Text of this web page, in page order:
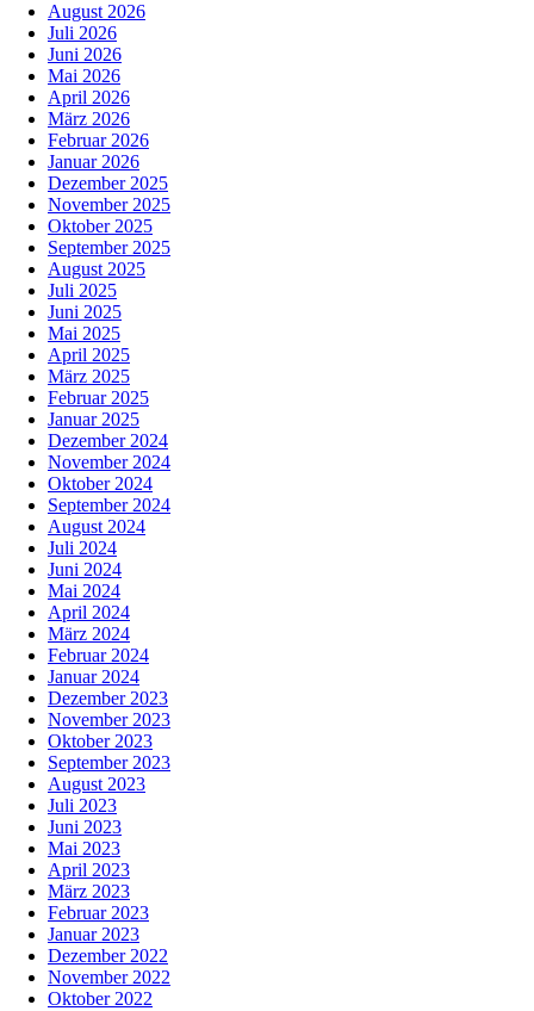
August 2026
Juli 2026
Juni 2026
Mai 2026
April 2026
März 2026
Februar 2026
Januar 2026
Dezember 2025
November 2025
Oktober 2025
September 2025
August 2025
Juli 2025
Juni 2025
Mai 2025
April 2025
März 2025
Februar 2025
Januar 2025
Dezember 2024
November 2024
Oktober 2024
September 2024
August 2024
Juli 2024
Juni 2024
Mai 2024
April 2024
März 2024
Februar 2024
Januar 2024
Dezember 2023
November 2023
Oktober 2023
September 2023
August 2023
Juli 2023
Juni 2023
Mai 2023
April 2023
März 2023
Februar 2023
Januar 2023
Dezember 2022
November 2022
Oktober 2022